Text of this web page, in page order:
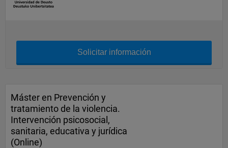
Solicitar información
Máster en Prevención y
tratamiento de la violencia.
Intervención psicosocial,
sanitaria, educativa y jurídica
(Online)